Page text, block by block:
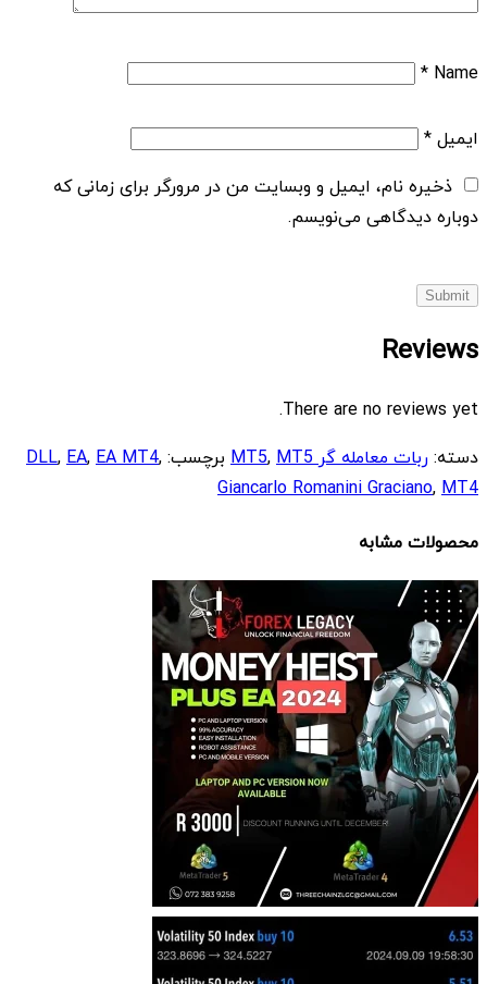
Name
*
ایمیل*
ذخیره نام، ایمیل و وبسایت من در مرورگر برای زمانی که
دوباره دیدگاهی می‌نویسم.
Reviews
There are no reviews yet.
دسته:ربات معامله گر MT5 ,MT5 برچسب: DLL,EA,EA MT4,
Giancarlo Romanini Graciano,MT4
محصولات مشابه